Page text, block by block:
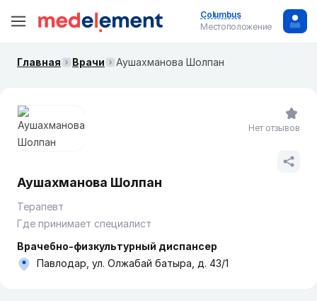
Columbus
Местоположение
Главная Врачи Аушахманова Шолпан
Аушахманова Шолпан
Терапевт
Где принимает специалист
Врачебно-физкультурный диспансер
Павлодар, ул. Олжабай батыра, д. 43/1
Нет отзывов